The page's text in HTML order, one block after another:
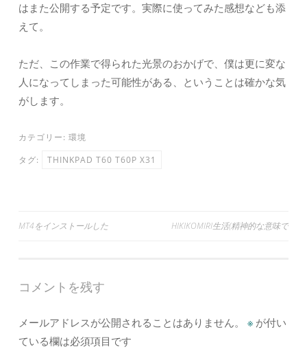
はまた公開する予定です。実際に使ってみた感想なども添
えて。
ただ、この作業で得られた光景のおかげで、僕は更に変な
人になってしまった可能性がある、ということは確かな気
がします。
カテゴリー: 環境
タグ:
THINKPAD T60 T60P X31
投
ビ
ー
MT4をインストールした HIKIKOMIRI生活(精神的な意味で
コメントを残す
メールアドレスが公開されることはありません。 ※ が付い
ている欄は必須項目です